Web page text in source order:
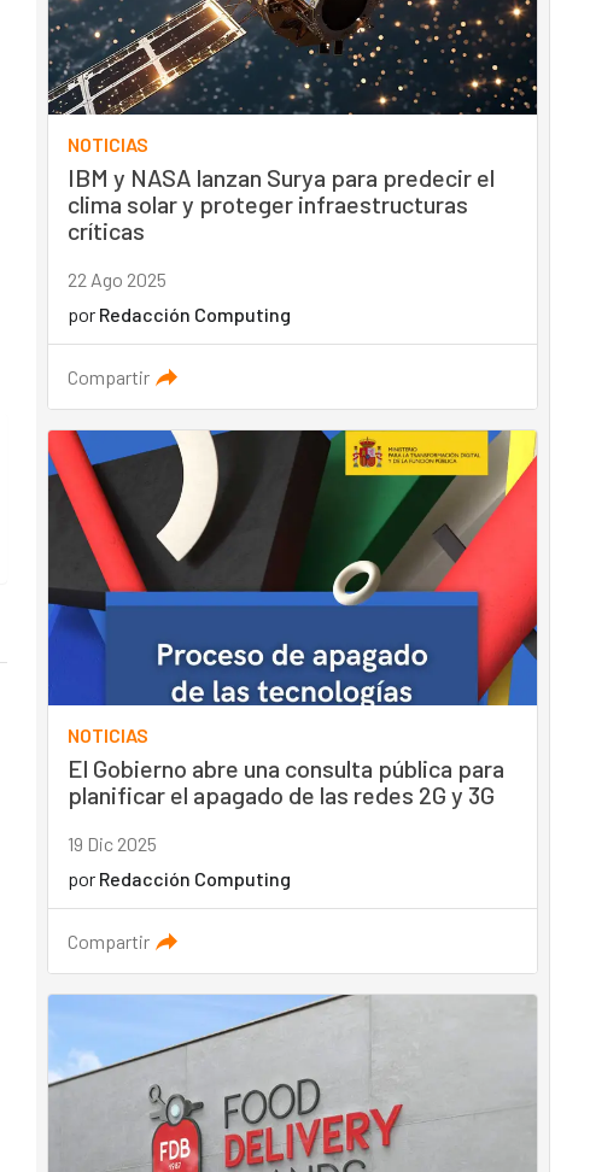
NOTICIAS
IBM y NASA lanzan Surya para predecir el
clima solar y proteger infraestructuras
críticas
22 Ago 2025
por Redacción Computing
Compartir
NOTICIAS
El Gobierno abre una consulta pública para
planificar el apagado de las redes 2G y 3G
19 Dic 2025
por Redacción Computing
Compartir